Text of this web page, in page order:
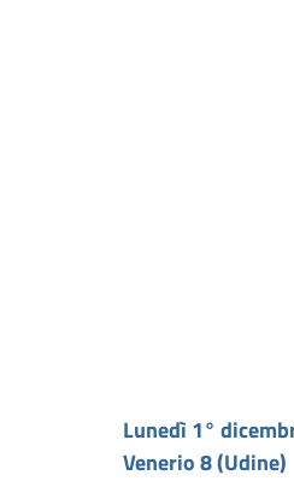
Lunedì 1°
Venerio 8 (Udine)